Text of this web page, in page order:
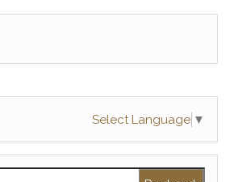
Select Language ▼